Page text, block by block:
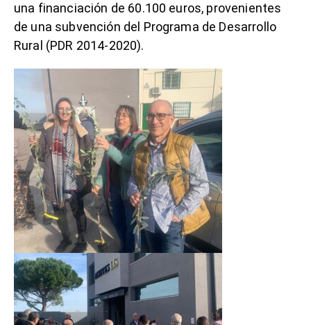
una financiación de 60.100 euros, provenientes
de una subvención del Programa de Desarrollo
Rural (PDR 2014-2020).